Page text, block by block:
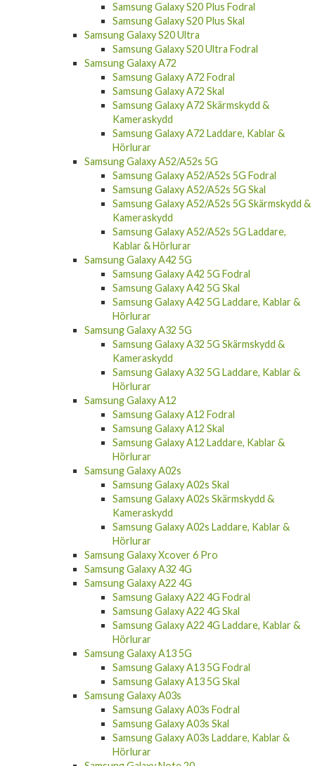
Samsung Galaxy S20 Plus Fodral
Samsung Galaxy S20 Plus Skal
Samsung Galaxy S20 Ultra
Samsung Galaxy S20 Ultra Fodral
Samsung Galaxy A72
Samsung Galaxy A72 Fodral
Samsung Galaxy A72 Skal
Samsung Galaxy A72 Skärmskydd &
Kameraskydd
Samsung Galaxy A72 Laddare, Kablar &
Hörlurar
Samsung Galaxy A52/A52s 5G
Samsung Galaxy A52/A52s 5G Fodral
Samsung Galaxy A52/A52s 5G Skal
Samsung Galaxy A52/A52s 5G Skärmskydd &
Kameraskydd
Samsung Galaxy A52/A52s 5G Laddare,
Kablar & Hörlurar
Samsung Galaxy A42 5G
Samsung Galaxy A42 5G Fodral
Samsung Galaxy A42 5G Skal
Samsung Galaxy A42 5G Laddare, Kablar &
Hörlurar
Samsung Galaxy A32 5G
Samsung Galaxy A32 5G Skärmskydd &
Kameraskydd
Samsung Galaxy A32 5G Laddare, Kablar &
Hörlurar
Samsung Galaxy A12
Samsung Galaxy A12 Fodral
Samsung Galaxy A12 Skal
Samsung Galaxy A12 Laddare, Kablar &
Hörlurar
Samsung Galaxy A02s
Samsung Galaxy A02s Skal
Samsung Galaxy A02s Skärmskydd &
Kameraskydd
Samsung Galaxy A02s Laddare, Kablar &
Hörlurar
Samsung Galaxy Xcover 6 Pro
Samsung Galaxy A32 4G
Samsung Galaxy A22 4G
Samsung Galaxy A22 4G Fodral
Samsung Galaxy A22 4G Skal
Samsung Galaxy A22 4G Laddare, Kablar &
Hörlurar
Samsung Galaxy A13 5G
Samsung Galaxy A13 5G Fodral
Samsung Galaxy A13 5G Skal
Samsung Galaxy A03s
Samsung Galaxy A03s Fodral
Samsung Galaxy A03s Skal
Samsung Galaxy A03s Laddare, Kablar &
Hörlurar